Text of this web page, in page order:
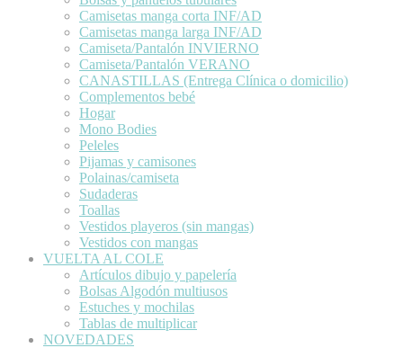
Camisetas manga corta INF/AD
Camisetas manga larga INF/AD
Camiseta/Pantalón INVIERNO
Camiseta/Pantalón VERANO
CANASTILLAS (Entrega Clínica o domicilio)
Complementos bebé
Hogar
Mono Bodies
Peleles
Pijamas y camisones
Polainas/camiseta
Sudaderas
Toallas
Vestidos playeros (sin mangas)
Vestidos con mangas
VUELTA AL COLE
Artículos dibujo y papelería
Bolsas Algodón multiusos
Estuches y mochilas
Tablas de multiplicar
NOVEDADES